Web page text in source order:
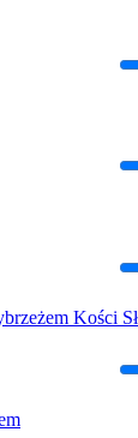
Kości